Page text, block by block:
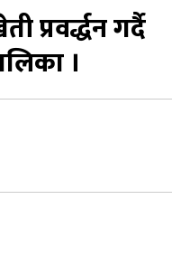
प्रवर्द्धन गर्दै
।